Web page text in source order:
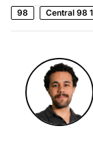
98 Central 98